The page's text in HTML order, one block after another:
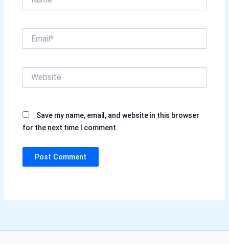
Save my name, email, and website in this browser
for the next time I comment.